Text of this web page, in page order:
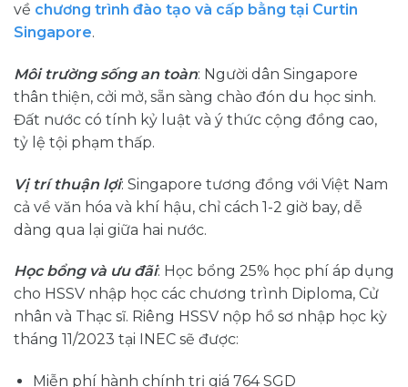
về chương trình đào tạo và cấp bằng tại Curtin
Singapore.
Môi trường sống an toàn: Người dân Singapore
thân thiện, cởi mở, sẵn sàng chào đón du học sinh.
Đất nước có tính kỷ luật và ý thức cộng đồng cao,
tỷ lệ tội phạm thấp.
Vị trí thuận lợi: Singapore tương đồng với Việt Nam
cả về văn hóa và khí hậu, chỉ cách 1-2 giờ bay, dễ
dàng qua lại giữa hai nước.
Học bổng và ưu đãi: Học bổng 25% học phí áp dụng
cho HSSV nhập học các chương trình Diploma, Cử
nhân và Thạc sĩ. Riêng HSSV nộp hồ sơ nhập học kỳ
tháng 11/2023 tại INEC sẽ được:
Miễn phí hành chính trị giá 764 SGD